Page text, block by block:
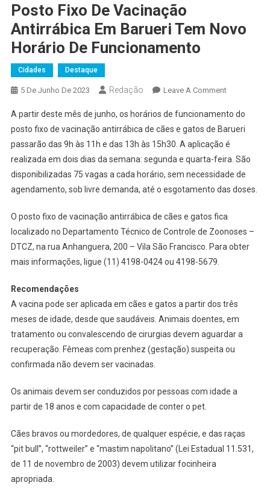
Posto Fixo De Vacinação
Antirrábica Em Barueri Tem Novo
Horário De Funcionamento
Cidades Destaque
5 De Junho De 2023 Redação Leave A CommentOn
Fixo
De
Vacinação
Antirrábica
Em
Barueri
Novo
Horário
De
A partir deste mês de junho, os horários de funcionamento do
posto fixo de vacinação antirrábica de cães e gatos de Barueri
passarão das 9h às 11h e das 13h às 15h30. A aplicação é
realizada em dois dias da semana: segunda e quarta-feira. São
disponibilizadas 75 vagas a cada horário, sem necessidade de
agendamento, sob livre demanda, até o esgotamento das doses.
O posto fixo de vacinação antirrábica de cães e gatos fica
localizado no Departamento Técnico de Controle de Zoonoses –
DTCZ, na rua Anhanguera, 200 – Vila São Francisco. Para obter
mais informações, ligue (11) 4198-0424 ou 4198-5679.
Recomendações
A vacina pode ser aplicada em cães e gatos a partir dos três
meses de idade, desde que saudáveis. Animais doentes, em
tratamento ou convalescendo de cirurgias devem aguardar a
recuperação. Fêmeas com prenhez (gestação) suspeita ou
confirmada não devem ser vacinadas.
Os animais devem ser conduzidos por pessoas com idade a
partir de 18 anos e com capacidade de conter o pet.
Cães bravos ou mordedores, de qualquer espécie, e das raças
“pit bull”, “rottweiler” e “mastim napolitano” (Lei Estadual 11.531,
de 11 de novembro de 2003) devem utilizar focinheira
apropriada.